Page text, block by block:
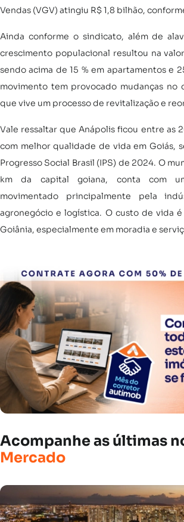
Vendas (VGV) atingiu R$ 1,8 bilhão,
Ainda conforme o sindicato, além de
crescimento populacional resultou na
sendo acima de 15 % em apartamentos e
movimento tem provocado mudanças no
que vive um processo de revitalização e
Vale ressaltar que Anápolis ficou entre as
com melhor qualidade de vida em Goiás,
Progresso Social Brasil (IPS) de 2024. O
km da capital goiana, conta com
movimentado principalmente pela
agronegócio e logística. O custo de vida
Goiânia, especialmente em moradia e
Acompanheas últimas
Mercado